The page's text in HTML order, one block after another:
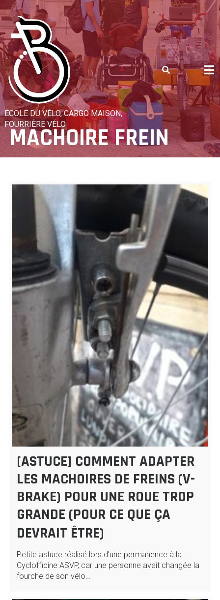
Skip
to
content
ÉCOLE DU VÉLO, CARGO MAISON,
FOURRIÈRE VÉLO
MACHOIRE FREIN
[ASTUCE] COMMENT ADAPTER
LES MACHOIRES DE FREINS (V-
BRAKE) POUR UNE ROUE TROP
GRANDE (POUR CE QUE ÇA
DEVRAIT ÊTRE)
Petite astuce réalisé lors d’une permanence à la
Cyclofficine ASVP, car une personne avait changée la
fourche de son vélo…